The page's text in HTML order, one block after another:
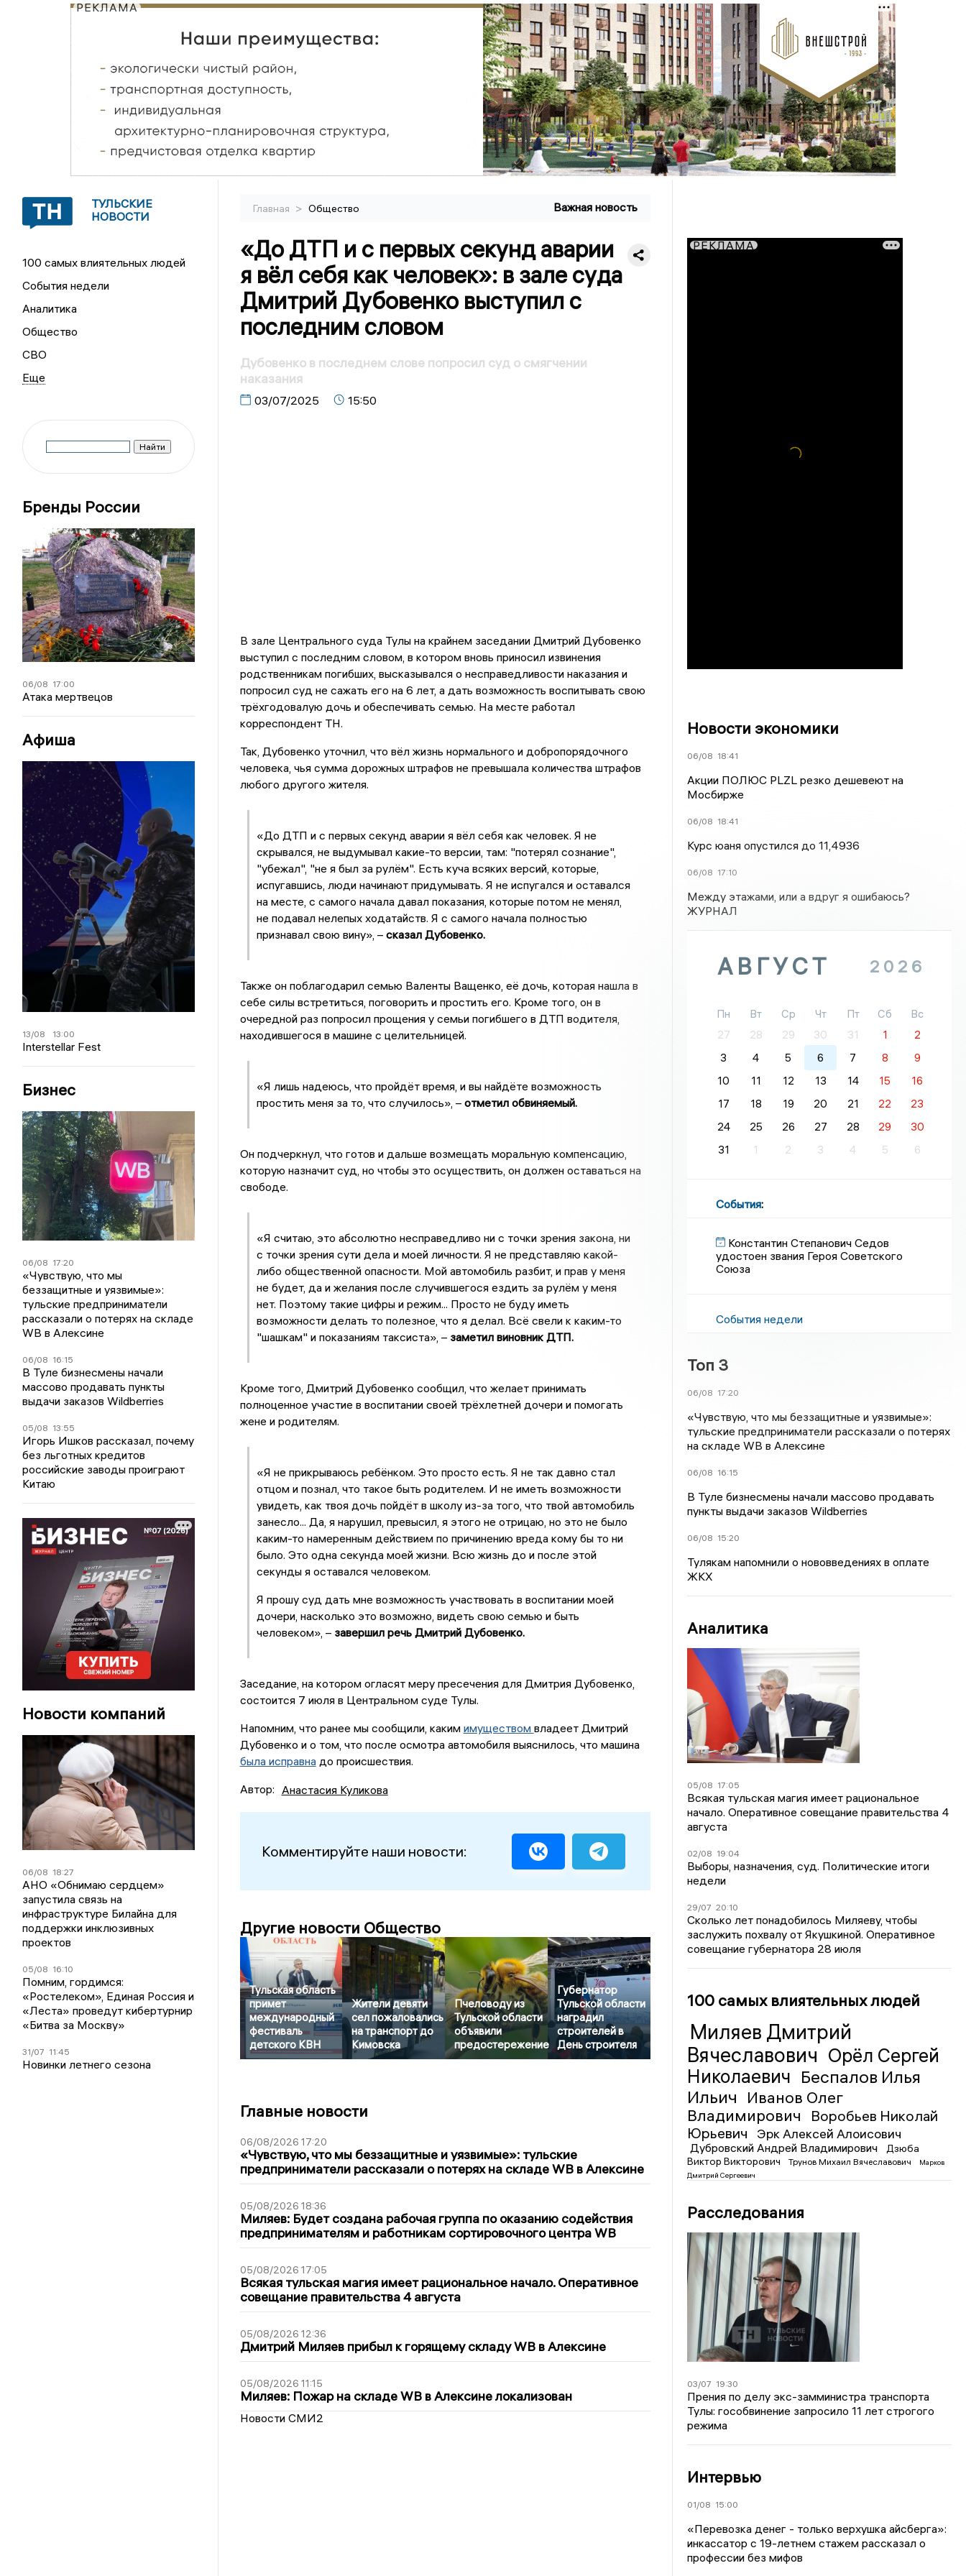
РЕКЛАМА
ТУЛЬСКИЕ
НОВОСТИ
100 самых влиятельных людей
События недели
Аналитика
Общество
СВО
Бренды России
06/08 17:00
Атака мертвецов
Афиша
13/08 13:00
Interstellar Fest
Бизнес
06/08 17:20
«Чувствую, что мы
беззащитные и уязвимые»:
тульские предприниматели
рассказали о потерях на складе
WB в Алексине
06/08 16:15
В Туле бизнесмены начали
массово продавать пункты
выдачи заказов Wildberries
05/08 13:55
Игорь Ишков рассказал, почему
без льготных кредитов
российские заводы проиграют
Китаю
Новости компаний
06/08 18:27
АНО «Обнимаю сердцем»
запустила связь на
инфраструктуре Билайна для
поддержки инклюзивных
проектов
05/08 16:10
Помним, гордимся:
«Ростелеком», Единая Россия и
«Леста» проведут кибертурнир
«Битва за Москву»
31/07 11:45
Новинки летнего сезона
Главная > Общество Важная новость
«До ДТП и с первых секунд аварии
я вёл себя как человек»: в зале суда
Дмитрий Дубовенко выступил с
последним словом
Дубовенко в последнем слове попросил суд о смягчении
наказания
03/07/2025 15:50
В зале Центрального суда Тулы на крайнем заседании Дмитрий Дубовенко
выступил с последним словом, в котором вновь приносил извинения
родственникам погибших, высказывался о несправедливости наказания и
попросил суд не сажать его на 6 лет, а дать возможность воспитывать свою
трёхгодовалую дочь и обеспечивать семью. На месте работал
корреспондент ТН.
Так, Дубовенко уточнил, что вёл жизнь нормального и добропорядочного
человека, чья сумма дорожных штрафов не превышала количества штрафов
любого другого жителя.
«До ДТП и с первых секунд аварии я вёл себя как человек. Я не
скрывался, не выдумывал какие-то версии, там: "потерял сознание",
"убежал", "не я был за рулём". Есть куча всяких версий, которые,
испугавшись, люди начинают придумывать. Я не испугался и оставался
на месте, с самого начала давал показания, которые потом не менял,
не подавал нелепых ходатайств. Я с самого начала полностью
признавал свою вину», – сказал Дубовенко.
Также он поблагодарил семью Валенты Ващенко, её дочь, которая нашла в
себе силы встретиться, поговорить и простить его. Кроме того, он в
очередной раз попросил прощения у семьи погибшего в ДТП водителя,
находившегося в машине с целительницей.
«Я лишь надеюсь, что пройдёт время, и вы найдёте возможность
простить меня за то, что случилось», – отметил обвиняемый.
Он подчеркнул, что готов и дальше возмещать моральную компенсацию,
которую назначит суд, но чтобы это осуществить, он должен оставаться на
свободе.
«Я считаю, это абсолютно несправедливо ни с точки зрения закона, ни
с точки зрения сути дела и моей личности. Я не представляю какой-
либо общественной опасности. Мой автомобиль разбит, и прав у меня
не будет, да и желания после случившегося ездить за рулём у меня
нет. Поэтому такие цифры и режим... Просто не буду иметь
возможности делать то полезное, что я делал. Всё свели к каким-то
"шашкам" и показаниям таксиста», – заметил виновник ДТП.
Кроме того, Дмитрий Дубовенко сообщил, что желает принимать
полноценное участие в воспитании своей трёхлетней дочери и помогать
жене и родителям.
«Я не прикрываюсь ребёнком. Это просто есть. Я не так давно стал
отцом и познал, что такое быть родителем. И не иметь возможности
увидеть, как твоя дочь пойдёт в школу из-за того, что твой автомобиль
занесло... Да, я нарушил, превысил, я этого не отрицаю, но это не было
каким-то намеренным действием по причинению вреда кому бы то ни
было. Это одна секунда моей жизни. Всю жизнь до и после этой
секунды я оставался человеком.
Я прошу суд дать мне возможность участвовать в воспитании моей
дочери, насколько это возможно, видеть свою семью и быть
человеком», – завершил речь Дмитрий Дубовенко.
Заседание, на котором огласят меру пресечения для Дмитрия Дубовенко,
состоится 7 июля в Центральном суде Тулы.
Напомним, что ранее мы сообщили, каким имуществом владеет Дмитрий
Дубовенко и о том, что после осмотра автомобиля выяснилось, что машина
была исправнадо происшествия.
Автор: Анастасия Куликова
Комментируйте наши новости:
Другие новости Общество
Тульская область
примет
международный
фестиваль
детского КВН
Жители девяти
сел пожаловались
на транспорт до
Кимовска
Пчеловоду из
Тульской области
объявили
предостережение
Губернатор
Тульской области
наградил
строителей в
День строителя
Главные новости
06/08/2026 17:20
«Чувствую, что мы беззащитные и уязвимые»: тульские
предприниматели рассказали о потерях на складе WB в Алексине
05/08/2026 18:36
Миляев: Будет создана рабочая группа по оказанию содействия
предпринимателям и работникам сортировочного центра WB
05/08/2026 17:05
Всякая тульская магия имеет рациональное начало. Оперативное
совещание правительства 4 августа
05/08/2026 12:36
Дмитрий Миляев прибыл к горящему складу WB в Алексине
05/08/2026 11:15
Миляев: Пожар на складе WB в Алексине локализован
Новости СМИ2
РЕКЛАМА
Новости экономики
06/08 18:41
Акции ПОЛЮС PLZL резко дешевеют на
Мосбирже
06/08 18:41
Курс юаня опустился до 11,4936
06/08 17:10
Между этажами, или а вдруг я ошибаюсь?
ЖУРНАЛ
АВГУСТ 2026
Пн Вт Ср Чт Пт Сб
Вс
27
28 29 30 31 1
2
3
4 5 6 7 8
9
10
11 12 13 14 15
16
17
18 19 20 21 22
23
24
25 26 27 28 29
30
31
1 2 3 4 5 6
События:
Константин Степанович Седов
удостоен звания Героя Советского
Союза
События недели
Топ 3
06/08 17:20
«Чувствую, что мы беззащитные и уязвимые»:
тульские предприниматели рассказали о потерях
на складе WB в Алексине
06/08 16:15
В Туле бизнесмены начали массово продавать
пункты выдачи заказов Wildberries
06/08 15:20
Тулякам напомнили о нововведениях в оплате
ЖКХ
Аналитика
05/08 17:05
Всякая тульская магия имеет рациональное
начало. Оперативное совещание правительства 4
августа
02/08 19:04
Выборы, назначения, суд. Политические итоги
недели
29/07 20:10
Сколько лет понадобилось Миляеву, чтобы
заслужить похвалу от Якушкиной. Оперативное
совещание губернатора 28 июля
100 самых влиятельных людей
Миляев Дмитрий
Вячеславович Орёл Сергей
Николаевич Беспалов Илья
Ильич
Иванов Олег
Владимирович
Воробьев Николай
Юрьевич
Эрк Алексей Алоисович
Дубровский Андрей Владимирович
Дзюба
Виктор Викторович
Трунов Михаил Вячеславович
Марков
Дмитрий Сергеевич
Расследования
03/07 19:30
Прения по делу экс-замминистра транспорта
Тулы: гособвинение запросило 11 лет строгого
режима
Интервью
01/08 15:00
«Перевозка денег - только верхушка айсберга»:
инкассатор с 19-летнем стажем рассказал о
профессии без мифов